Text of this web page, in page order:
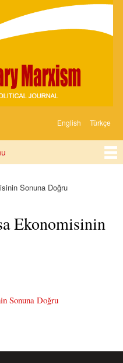
English Türkçe
Sonuna Doğru
Ekonomisinin
Sonuna Doğru